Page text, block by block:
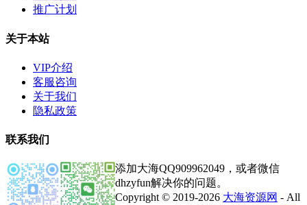
推广计划
关于本站
VIP介绍
客服咨询
关于我们
隐私政策
联系我们
添加大海QQ909962049，或者微信
dhzyfun解决你的问题。
Copyright © 2019-2026 大海资源网 - All